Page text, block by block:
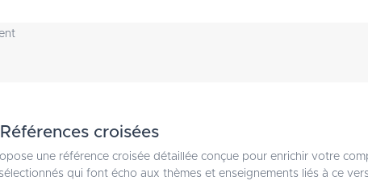
croisées
une référence croisée détaillée conçue pour enrichir votre
qui font écho aux thèmes et enseignements liés à ce